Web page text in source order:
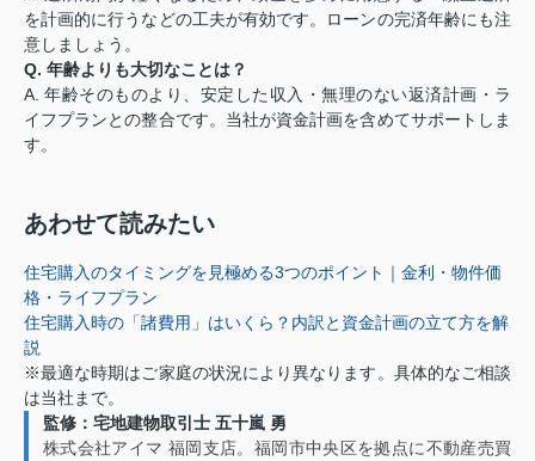
を計画的に行うなどの工夫が有効です。ローンの完済年齢にも注
意しましょう。
Q. 年齢よりも大切なことは？
A. 年齢そのものより、安定した収入・無理のない返済計画・ラ
イフプランとの整合です。当社が資金計画を含めてサポートしま
す。
あわせて読みたい
住宅購入のタイミングを見極める3つのポイント｜金利・物件価
格・ライフプラン
住宅購入時の「諸費用」はいくら？内訳と資金計画の立て方を解
説
※最適な時期はご家庭の状況により異なります。具体的なご相談
は当社まで。
監修：宅地建物取引士 五十嵐 勇
株式会社アイマ 福岡支店。福岡市中央区を拠点に不動産売買